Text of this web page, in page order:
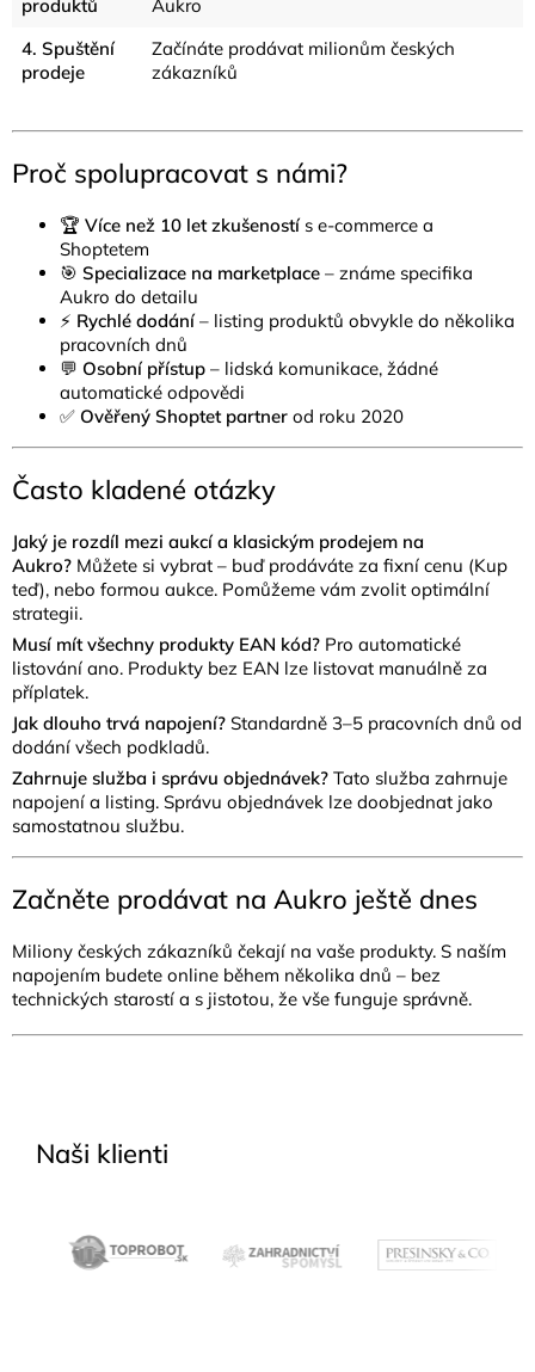
produktů
Aukro
4. Spuštění
prodeje
Začínáte prodávat milionům českých
zákazníků
Proč spolupracovat s námi?
🏆 Více než 10 let zkušeností s e-commerce a
Shoptetem
🎯 Specializace na marketplace – známe specifika
Aukro do detailu
⚡ Rychlé dodání – listing produktů obvykle do několika
pracovních dnů
💬 Osobní přístup – lidská komunikace, žádné
automatické odpovědi
✅ Ověřený Shoptet partner od roku 2020
Často kladené otázky
Jaký je rozdíl mezi aukcí a klasickým prodejem na
Aukro? Můžete si vybrat – buď prodáváte za fixní cenu (Kup
teď), nebo formou aukce. Pomůžeme vám zvolit optimální
strategii.
Musí mít všechny produkty EAN kód? Pro automatické
listování ano. Produkty bez EAN lze listovat manuálně za
příplatek.
Jak dlouho trvá napojení? Standardně 3–5 pracovních dnů od
dodání všech podkladů.
Zahrnuje služba i správu objednávek? Tato služba zahrnuje
napojení a listing. Správu objednávek lze doobjednat jako
samostatnou službu.
Začněte prodávat na Aukro ještě dnes
Miliony českých zákazníků čekají na vaše produkty. S naším
napojením budete online během několika dnů – bez
technických starostí a s jistotou, že vše funguje správně.
Naši klienti